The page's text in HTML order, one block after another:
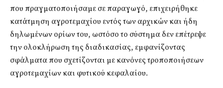
που πραγματοποιήσαμε σε παραγωγό, επιχειρήθηκε
κατάτμηση αγροτεμαχίου εντός των αρχικών και ήδη
δηλωμένων ορίων του, ωστόσο το σύστημα δεν επέτρεψε
την ολοκλήρωση της διαδικασίας, εμφανίζοντας
σφάλματα που σχετίζονται με κανόνες τροποποιήσεων
αγροτεμαχίων και φυτικού κεφαλαίου.